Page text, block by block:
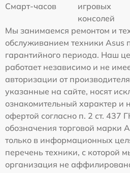
Смарт-часов
игровых
консолей
Мы занимаемся ремонтом и
обслуживанием техники Asus
гарантийного периода. Наш
работает независимо и не
авторизации от
указанные на сайте, носят
ознакомительный характер и
офертой согласно п. 2 ст. 437
обозначения торговой марки
только в информационных
перечень техники, с которой
организация не